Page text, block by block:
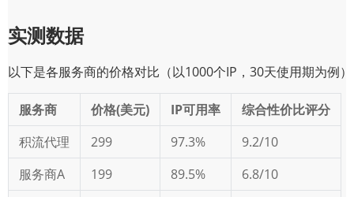
实测数据
以下是各服务商的价格对比（以1000个IP，30天使用期为例
服务商 价格(美元) IP可用率
综合性价比评分
积流代理
299 97.3%
9.2/10
服务商A
199 89.5%
6.8/10